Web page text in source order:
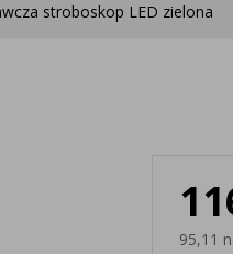
stroboskop LED zielona
95,11